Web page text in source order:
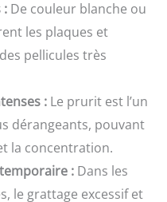
: De couleur blanche ou
les plaques et
pellicules très
: Le prurit est l’un
dérangeants, pouvant
la concentration.
: Dans les
le grattage excessif et